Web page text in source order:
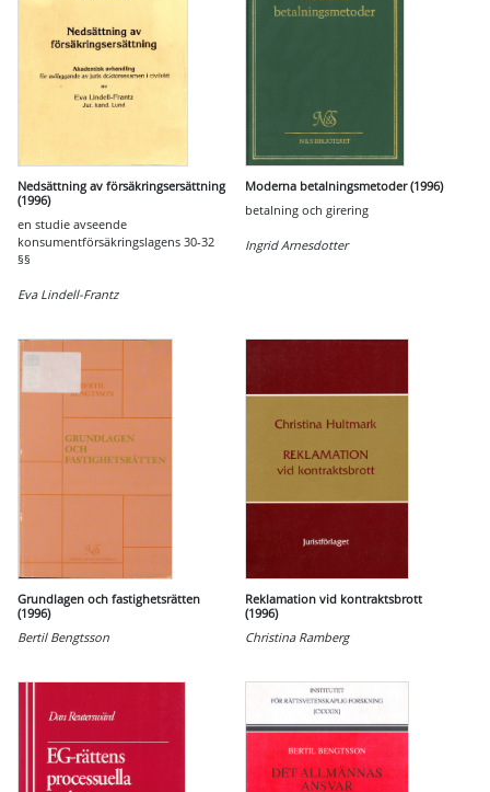
Nedsättning av försäkringsersättning
(1996)
en studie avseende
konsumentförsäkringslagens 30-32
§§
Eva Lindell-Frantz
Moderna betalningsmetoder (1996)
betalning och girering
Ingrid Arnesdotter
Grundlagen och fastighetsrätten
(1996)
Bertil Bengtsson
Reklamation vid kontraktsbrott
(1996)
Christina Ramberg